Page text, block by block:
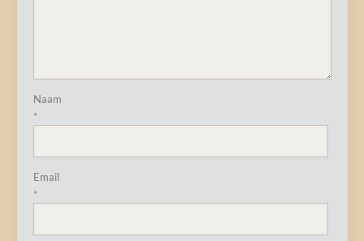
Naam
*
Email
*